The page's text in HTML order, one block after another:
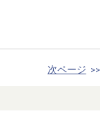
次ページ >>